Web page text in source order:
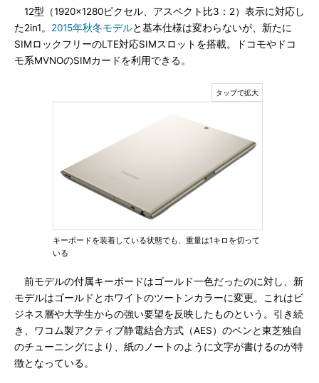
12型（1920×1280ピクセル、アスペクト比3：2）表示に対応し
た2in1。 2015年秋冬モデルと基本仕様は変わらないが、新たに
SIMロックフリーのLTE対応SIMスロットを搭載。ドコモやドコ
モ系MVNOのSIMカードを利用できる。
キーボードを装着している状態でも、重量は1キロを切って
いる
前モデルの付属キーボードはゴールド一色だったのに対し、新
モデルはゴールドとホワイトのツートンカラーに変更。これはビ
ジネス層や大学生からの強い要望を反映したものという。引き続
き、ワコム製アクティブ静電結合方式（AES）のペンと東芝独自
のチューニングにより、紙のノートのように文字が書けるのが特
徴となっている。